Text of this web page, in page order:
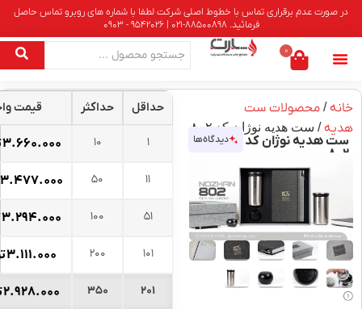
عدم برقراری تماس با خطوط اصلی شرکت لطفا با شماره های روبرو تماس حاصل
محصولات ست
هدیه نوژان کد ۸۰۲
نوژان کد دیدگاه‌ها
حداکثر قیمت واحد
۳.۶۶۰.۰۰۰تومان
۳.۴۷۷.۰۰۰ تومان
51
100 ۳.۲۹۴.۰۰۰ تومان
101
200 ۳.۱۱۱.۰۰۰تومان
350 ۲.۹۲۸.۰۰۰تومان